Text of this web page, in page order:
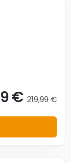
€ 219,99 €